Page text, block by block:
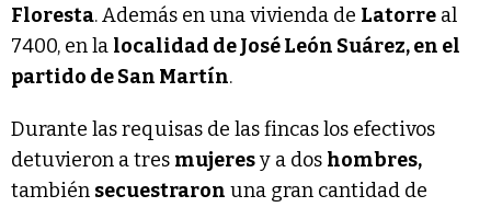
Floresta. Además en una vivienda de Latorre al
7400, en la localidad de José León Suárez, en el
partido de San Martín.
Durante las requisas de las fincas los efectivos
detuvieron a tres mujeresy a dos hombres,
también secuestraron una gran cantidad de